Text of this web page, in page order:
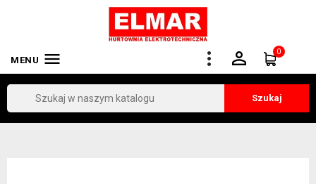
MENU  0

Szukaj